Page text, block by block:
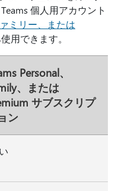
個人用アカウント
ミリー、または
用できます。
Personal、
、または
サブスクリプ
ン